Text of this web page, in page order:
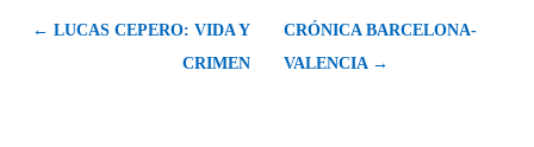
← LUCAS CEPERO: VIDA Y
CRIMEN
CRÓNICA BARCELONA-
VALENCIA →